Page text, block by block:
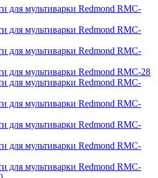
для мультиварки Redmond RMC-
для мультиварки Redmond RMC-
для мультиварки Redmond RMC-
для мультиварки Redmond RMC-28
для мультиварки Redmond RMC-
для мультиварки Redmond RMC-
для мультиварки Redmond RMC-
для мультиварки Redmond RMC-
для мультиварки Redmond RMC-